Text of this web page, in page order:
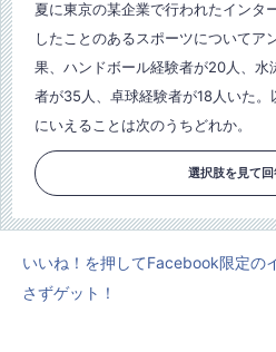
夏に東京の某企業で行われたインタ
したことのあるスポーツについてア
果、ハンドボール経験者が20人、
者が35人、卓球経験者が18人いた
にいえることは次のうちどれか。
選択肢を見て回
いいね！を押してFacebook限定の
さずゲット！